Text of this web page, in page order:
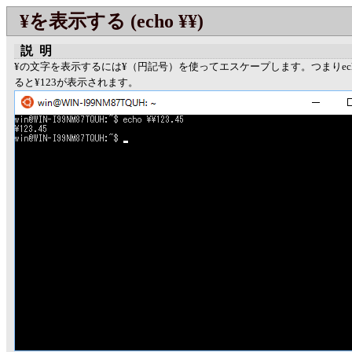
¥を表示する (echo ¥¥)
説明
¥の文字を表示するには¥（円記号）を使ってエスケープします。つまり
ると¥123が表示されます。